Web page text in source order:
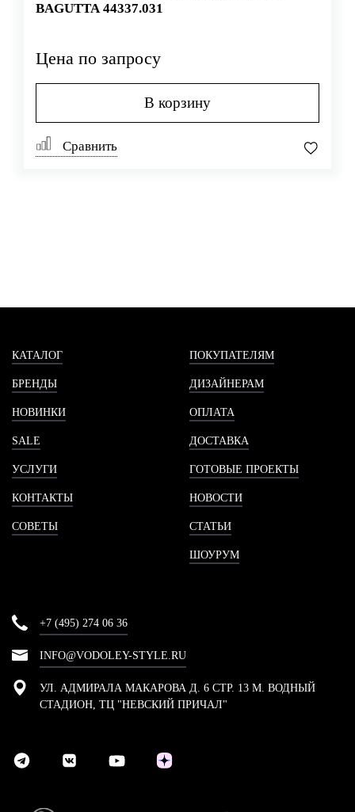
BAGUTTA 44337.031
Цена по запросу
В корзину
Сравнить
КАТАЛОГ
БРЕНДЫ
НОВИНКИ
SALE
УСЛУГИ
КОНТАКТЫ
СОВЕТЫ
ПОКУПАТЕЛЯМ
ДИЗАЙНЕРАМ
ОПЛАТА
ДОСТАВКА
ГОТОВЫЕ ПРОЕКТЫ
НОВОСТИ
СТАТЬИ
ШОУРУМ
+7 (495) 274 06 36
INFO@VODOLEY-STYLE.RU
УЛ. АДМИРАЛА МАКАРОВА Д. 6 СТР. 13 М. ВОДНЫЙ
СТАДИОН, ТЦ "НЕВСКИЙ ПРИЧАЛ"